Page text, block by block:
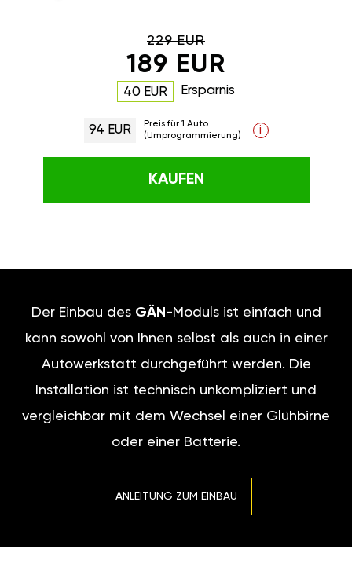
229 EUR
189 EUR
40 EUR Ersparnis
94 EUR
Preis für 1 Auto
(Umprogrammierung)
i
KAUFEN
Der Einbau des GÄN -Moduls ist einfach und
kann sowohl von Ihnen selbst als auch in einer
Autowerkstatt durchgeführt werden. Die
Installation ist technisch unkompliziert und
vergleichbar mit dem Wechsel einer Glühbirne
oder einer Batterie.
ANLEITUNG ZUM EINBAU